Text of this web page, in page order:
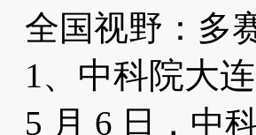
全国视野：多
1、中科院大
5 月 6 日，中